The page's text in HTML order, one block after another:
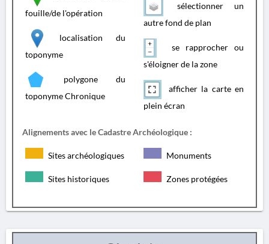
fouille/de l'opération
localisation du
toponyme
polygone du
toponyme Chronique
sélectionner un
autre fond de plan
se rapprocher ou
s'éloigner de la zone
afficher la carte en
plein écran
Alignements avec le Cadastre Archéologique :
Sites archéologiques Monuments
Sites historiques Zones protégées